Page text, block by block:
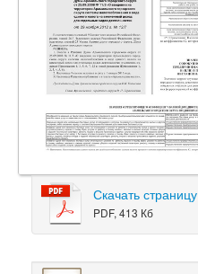
Скачать страницу
PDF, 413 Кб